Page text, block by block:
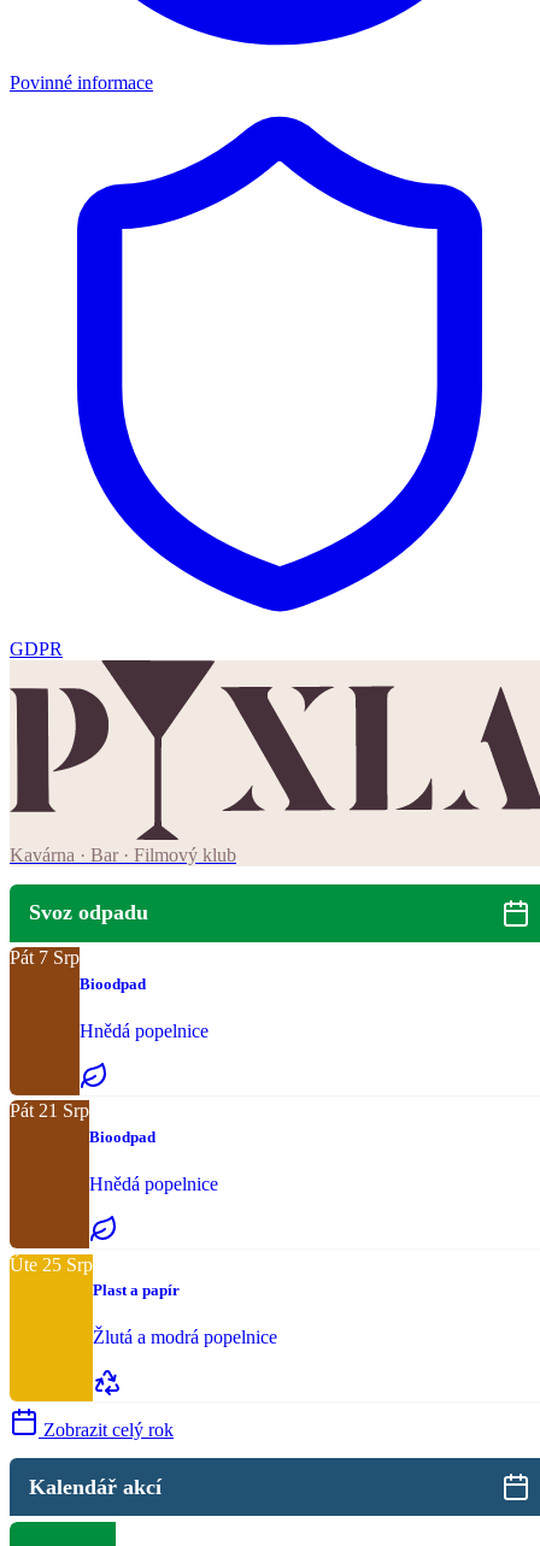
Povinné informace
GDPR
Kavárna · Bar · Filmový klub
Svoz odpadu
Pát 7 Srp
Bioodpad
Hnědá popelnice
Pát 21 Srp
Bioodpad
Hnědá popelnice
Úte 25 Srp
Plast a papír
Žlutá a modrá popelnice
Zobrazit celý rok
Kalendář akcí